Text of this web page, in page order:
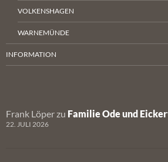
VOLKENSHAGEN
WARNEMÜNDE
INFORMATION
Frank Löper zu Familie Ode und
22. JULI 2026